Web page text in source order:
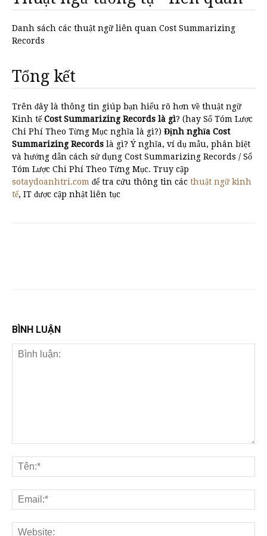
Danh sách các thuật ngữ liên quan Cost Summarizing
Records
Tổng kết
Trên đây là thông tin giúp bạn hiểu rõ hơn về thuật ngữ
Kinh tếCost Summarizing Records là gì? (hay Sổ Tóm Lược
Chi Phí Theo Từng Mục nghĩa là gì?) Định nghĩa Cost
Summarizing Records là gì? Ý nghĩa, ví dụ mẫu, phân biệt
và hướng dẫn cách sử dụng Cost Summarizing Records / Sổ
Tóm Lược Chi Phí Theo Từng Mục. Truy cập
sotaydoanhtri.com để tra cứu thông tin các thuật ngữ kinh
tế, IT được cập nhật liên tục
BÌNH LUẬN